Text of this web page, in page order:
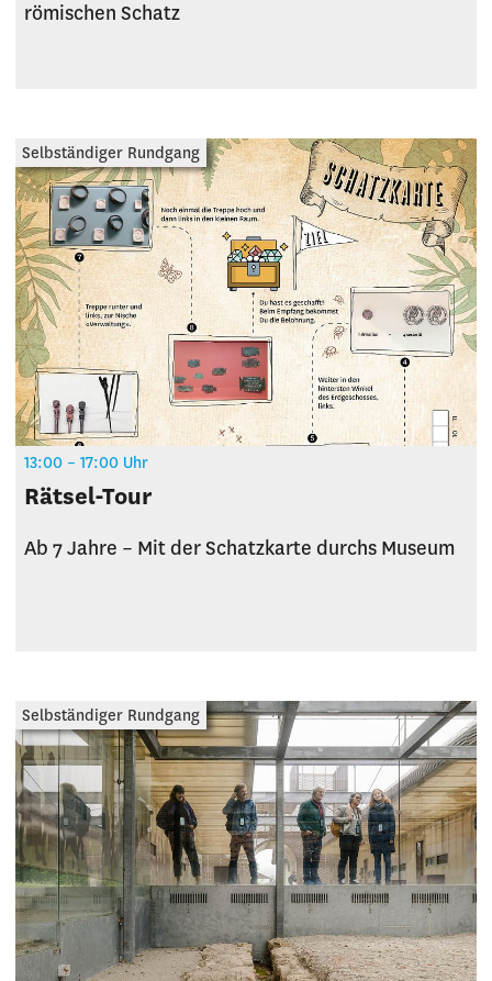
römischen Schatz
13:00 – 17:00 Uhr
Rätsel-Tour
Ab 7 Jahre – Mit der Schatzkarte durchs Museum
Selbständiger Rundgang
Selbständiger Rundgang